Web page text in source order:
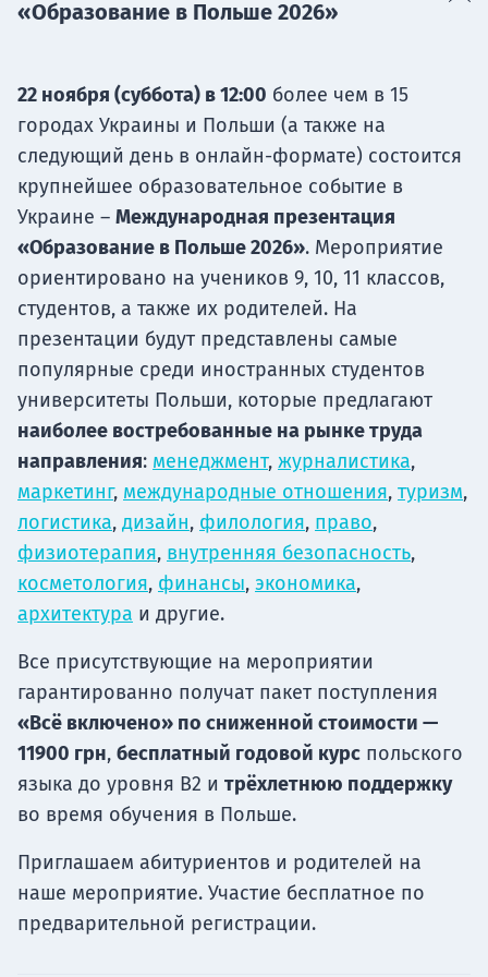
«Образование в Польше 2026»
22 ноября (суббота) в 12:00 более чем в 15
городах Украины и Польши (а также на
следующий день в онлайн-формате) состоится
крупнейшее образовательное событие в
Украине – Международная презентация
«Образование в Польше 2026». Мероприятие
ориентировано на учеников 9, 10, 11 классов,
студентов, а также их родителей. На
презентации будут представлены самые
популярные среди иностранных студентов
университеты Польши, которые предлагают
наиболее востребованные на рынке труда
направления: менеджмент, журналистика,
маркетинг, международные отношения, туризм,
логистика, дизайн, филология, право,
физиотерапия, внутренняя безопасность,
косметология, финансы, экономика,
архитектура и другие.
Все присутствующие на мероприятии
гарантированно получат пакет поступления
«Всё включено» по сниженной стоимости —
11900 грн, бесплатный годовой курс польского
языка до уровня B2 и трёхлетнюю поддержку
во время обучения в Польше.
Приглашаем абитуриентов и родителей на
наше мероприятие. Участие бесплатное по
предварительной регистрации.